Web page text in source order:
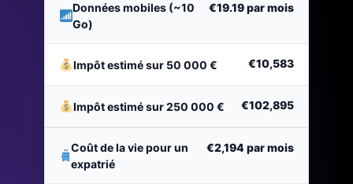
Données mobiles (~10
Go)
€19.19par mois
Impôt estimé sur 50 000 € €10,583
Impôt estimé sur 250 000 € €102,895
Coût de la vie pour un
expatrié
€2,194par mois